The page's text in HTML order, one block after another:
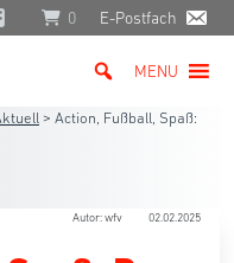
0 E-Postfach
MENU
> Action, Fußball, Spaß:
Autor: wfv 02.02.2025